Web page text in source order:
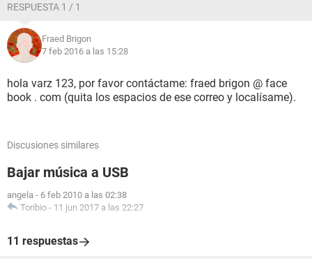
RESPUESTA 1 / 1
Fraed Brigon
7 feb 2016 a las 15:28
hola varz 123, por favor contáctame: fraed brigon @ face
book . com (quita los espacios de ese correo y localísame).
Discusiones similares
Bajar música a USB
angela - 6 feb 2010 a las 02:38
Toribio - 11 jun 2017 a las 22:27
11 respuestas